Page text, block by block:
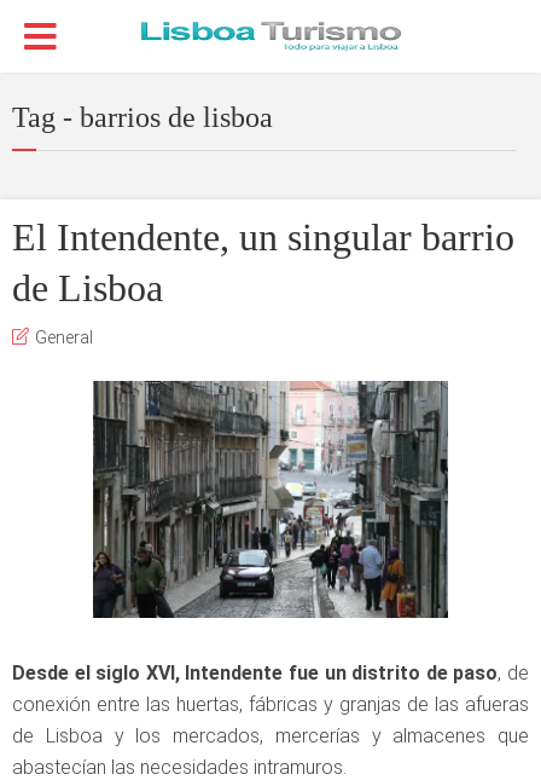
Tag - barrios de lisboa
El Intendente, un singular barrio
de Lisboa
General
Desde el siglo XVI, Intendente fue un distrito de paso, de
conexión entre las huertas, fábricas y granjas de las afueras
de Lisboa y los mercados, mercerías y almacenes que
abastecían las necesidades intramuros.